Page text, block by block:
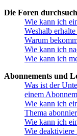
Die Foren
Wie kann ich
Weshalb
Warum
Wie kann ich
Wie kann ich
Abonnements und
Was ist der
einem
Wie kann ich
Thema
Wie kann ich
Wie deaktiviere